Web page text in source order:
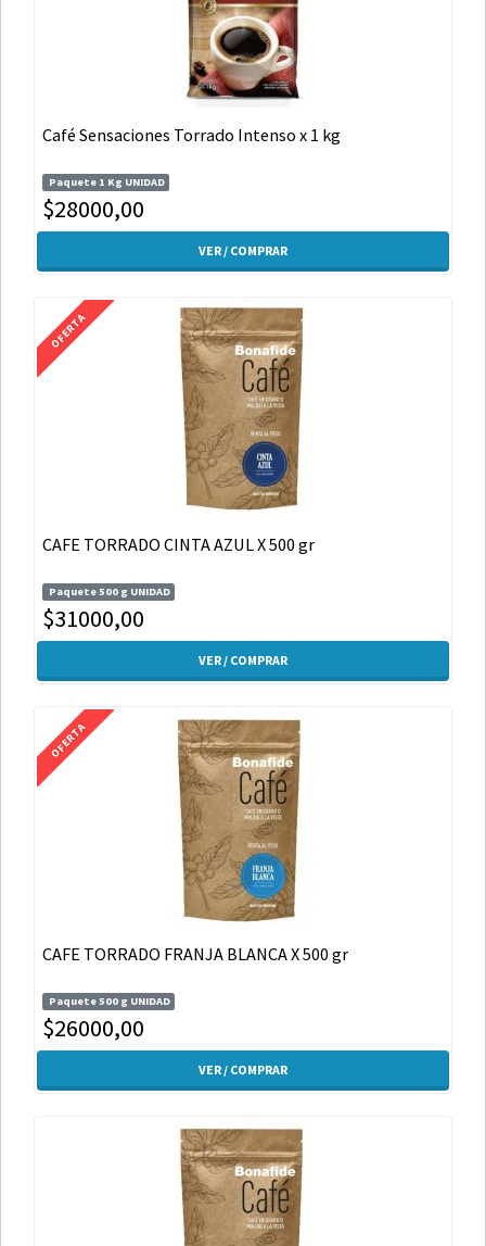
Café Sensaciones Torrado Intenso x 1 kg
Paquete 1 Kg UNIDAD
$28000,00
VER / COMPRAR
OFERTA
CAFE TORRADO CINTA AZUL X 500 gr
Paquete 500 g UNIDAD
$31000,00
VER / COMPRAR
OFERTA
CAFE TORRADO FRANJA BLANCA X 500 gr
Paquete 500 g UNIDAD
$26000,00
VER / COMPRAR